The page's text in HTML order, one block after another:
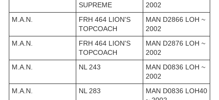
SUPREME
2002
M.A.N.
FRH 464 LION'S
TOPCOACH
MAN D2866 LOH ~
2002
M.A.N.
FRH 464 LION'S
TOPCOACH
MAN D2876 LOH ~
2002
M.A.N.
NL 243
MAN D0836 LOH ~
2002
M.A.N.
NL 283
MAN D0836 LOH40